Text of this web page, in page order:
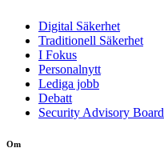
Digital Säkerhet
Traditionell Säkerhet
I Fokus
Personalnytt
Lediga jobb
Debatt
Security Advisory Board
Om